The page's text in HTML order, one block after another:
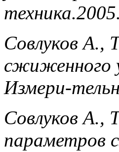
Совлуков А.,
сжиженного
Измери-
Совлуков А.,
параметров